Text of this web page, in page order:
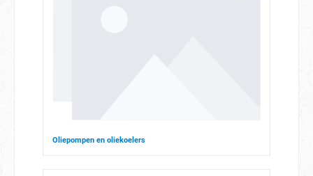
Oliepompen en oliekoelers